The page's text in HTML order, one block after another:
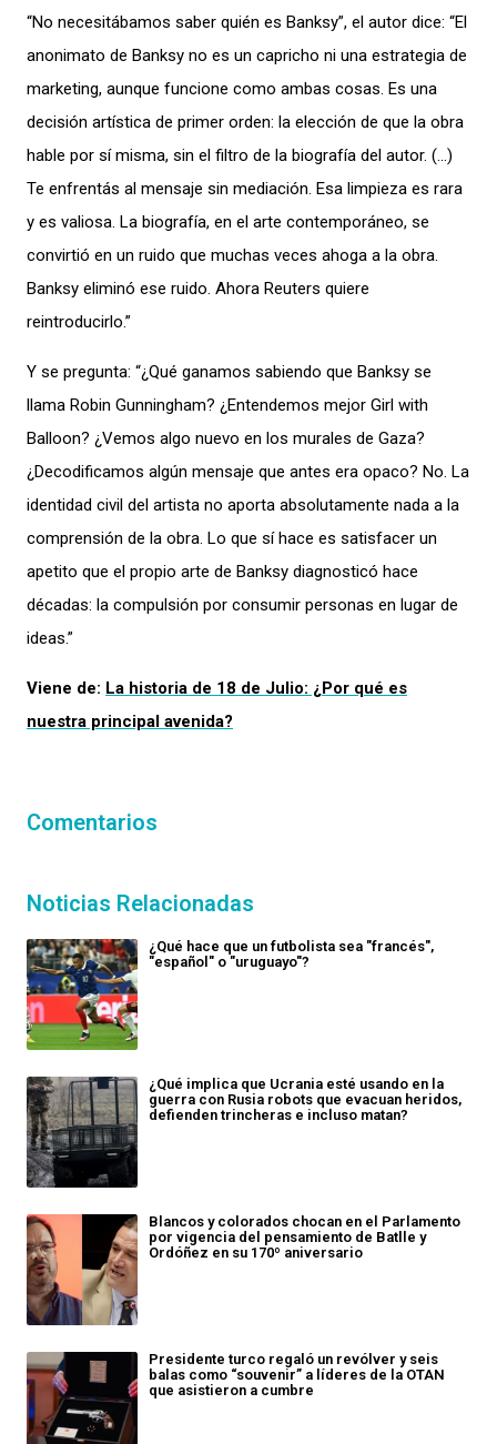
“No necesitábamos saber quién es Banksy”, el autor dice: “El
anonimato de Banksy no es un capricho ni una estrategia de
marketing, aunque funcione como ambas cosas. Es una
decisión artística de primer orden: la elección de que la obra
hable por sí misma, sin el filtro de la biografía del autor. (…)
Te enfrentás al mensaje sin mediación. Esa limpieza es rara
y es valiosa. La biografía, en el arte contemporáneo, se
convirtió en un ruido que muchas veces ahoga a la obra.
Banksy eliminó ese ruido. Ahora Reuters quiere
reintroducirlo.”
Y se pregunta: “¿Qué ganamos sabiendo que Banksy se
llama Robin Gunningham? ¿Entendemos mejor Girl with
Balloon? ¿Vemos algo nuevo en los murales de Gaza?
¿Decodificamos algún mensaje que antes era opaco? No. La
identidad civil del artista no aporta absolutamente nada a la
comprensión de la obra. Lo que sí hace es satisfacer un
apetito que el propio arte de Banksy diagnosticó hace
décadas: la compulsión por consumir personas en lugar de
ideas.”
Viene de: La historia de 18 de Julio: ¿Por qué es
nuestra principal avenida?
Comentarios
Noticias Relacionadas
¿Qué hace que un futbolista sea "francés",
"español" o "uruguayo"?
¿Qué implica que Ucrania esté usando en la
guerra con Rusia robots que evacuan heridos,
defienden trincheras e incluso matan?
Blancos y colorados chocan en el Parlamento
por vigencia del pensamiento de Batlle y
Ordóñez en su 170º aniversario
Presidente turco regaló un revólver y seis
balas como “souvenir” a líderes de la OTAN
que asistieron a cumbre